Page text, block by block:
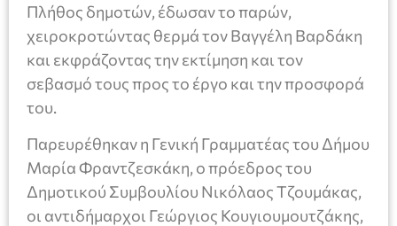
Πλήθος δημοτών, έδωσαν το παρών,
χειροκροτώντας θερμά τον Βαγγέλη Βαρδάκη
και εκφράζοντας την εκτίμηση και τον
σεβασμό τους προς το έργο και την προσφορά
του.
Παρευρέθηκαν η Γενική Γραμματέας του Δήμου
Μαρία Φραντζεσκάκη, ο πρόεδρος του
Δημοτικού Συμβουλίου Νικόλαος Τζουμάκας,
οι αντιδήμαρχοι Γεώργιος Κουγιουμουτζάκης,